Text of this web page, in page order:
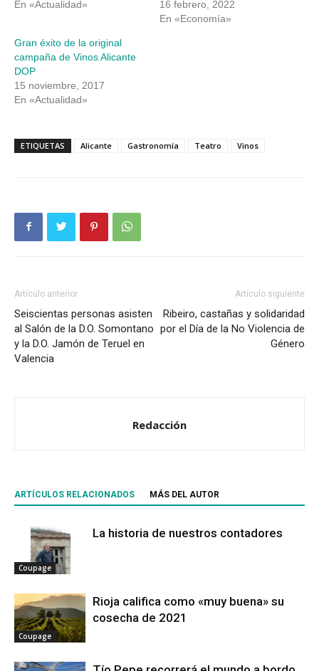
En «Actualidad»
16 febrero, 2022
En «Economía»
Gran éxito de la original
campaña de Vinos Alicante
DOP
15 noviembre, 2017
En «Actualidad»
ETIQUETAS Alicante Gastronomía Teatro Vinos
Artículo anterior
Seiscientas personas asisten
al Salón de la D.O. Somontano
y la D.O. Jamón de Teruel en
Valencia
Artículo siguiente
Ribeiro, castañas y solidaridad
por el Día de la No Violencia de
Género
Redacción
ARTÍCULOS RELACIONADOS MÁS DEL AUTOR
Coupage
La historia de nuestros contadores
Coupage
Rioja califica como «muy buena» su
cosecha de 2021